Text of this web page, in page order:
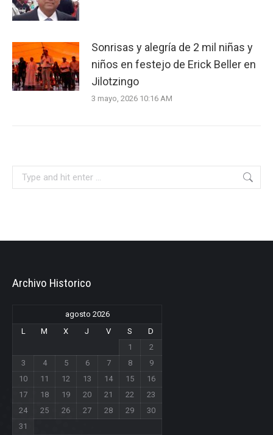
Sonrisas y alegría de 2 mil niñas y
niños en festejo de Erick Beller en
Jilotzingo
3 mayo, 2026 10:16 AM
Archivo Historico
agosto 2026
L
M X J V S
D
1
2
3
4 5 6 7 8
9
10
11 12 13 14 15
16
17
18 19 20 21 22
23
24
25 26 27 28 29
30
31